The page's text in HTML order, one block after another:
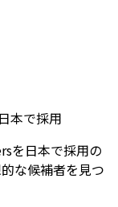
本で採用
を日本で採用の
な候補者を見つ